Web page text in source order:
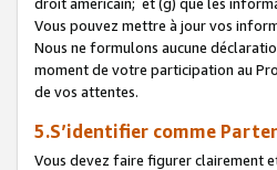
droit américain; et (g) que les
Vous pouvez mettre à jour vos
Nous ne formulons aucune
moment de votre participation au
de vos attentes.
5.S’identifier comme
Vous devez faire figurer clairement